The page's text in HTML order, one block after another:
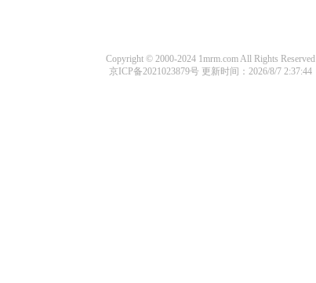
Copyright © 2000-2024 1mrm.com All Rights Reserved
京ICP备2021023879号 更新时间：2026/8/7 2:37:44